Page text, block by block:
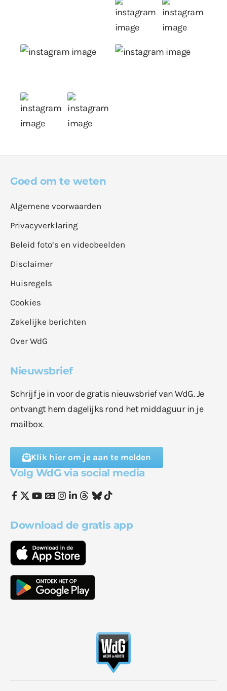
Goed om te weten
Algemene voorwaarden
Privacyverklaring
Beleid foto’s en videobeelden
Disclaimer
Huisregels
Cookies
Zakelijke berichten
Over WdG
Nieuwsbrief
Schrijf je in voor de gratis nieuwsbrief van WdG. Je
ontvangt hem dagelijks rond het middaguur in je
mailbox.
Klik hier om je aan te melden
Volg WdG via social media
Download de gratis app